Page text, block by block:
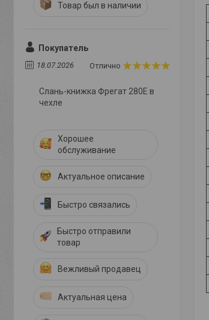
Товар был в наличии
Покупатель
18.07.2026 Отлично
Слань-книжка Фрегат 280E в
чехле
Хорошее
обслуживание
Актуальное описание
Быстро связались
Быстро отправили
товар
Вежливый продавец
Актуальная цена